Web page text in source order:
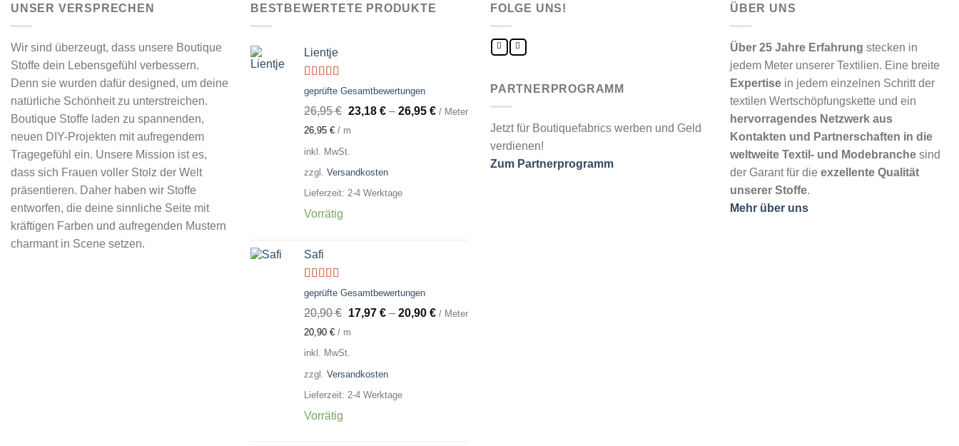
UNSER VERSPRECHEN
Wir sind überzeugt, dass unsere Boutique
Stoffe dein Lebensgefühl verbessern.
Denn sie wurden dafür designed, um deine
natürliche Schönheit zu unterstreichen.
Boutique Stoffe laden zu spannenden,
neuen DIY-Projekten mit aufregendem
Tragegefühl ein. Unsere Mission ist es,
dass sich Frauen voller Stolz der Welt
präsentieren. Daher haben wir Stoffe
entworfen, die deine sinnliche Seite mit
kräftigen Farben und aufregenden Mustern
charmant in Scene setzen.
BESTBEWERTETE PRODUKTE
Lientje
Bewertet
mit
5
geprüfte Gesamtbewertungen
26,95€ 23,18 €– 26,95 € / Meter
26,95 € / m
inkl. MwSt.
zzgl. Versandkosten
Lieferzeit: 2-4 Werktage
Vorrätig
Safi
Bewertet
mit
5
geprüfte Gesamtbewertungen
20,90€ 17,97 €– 20,90 € / Meter
20,90 € / m
inkl. MwSt.
zzgl. Versandkosten
Lieferzeit: 2-4 Werktage
Vorrätig
FOLGE UNS!
PARTNERPROGRAMM
Jetzt für Boutiquefabrics werben und Geld
verdienen!
Zum Partnerprogramm
ÜBER UNS
Über 25 Jahre Erfahrung stecken in
jedem Meter unserer Textilien. Eine breite
Expertise in jedem einzelnen Schritt der
textilen Wertschöpfungskette und ein
hervorragendes Netzwerk aus
Kontakten und Partnerschaften in die
weltweite Textil- und Modebranche sind
der Garant für die exzellente Qualität
unserer Stoffe.
Mehr über uns